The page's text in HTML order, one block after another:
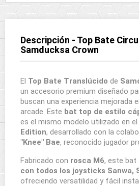
Descripción - Top Bate
Samducksa Crown
El Top Bate Translúcido de
un accesorio premium diseñado
buscan una experiencia mejorada
arcade. Este bat top de estilo
es el mismo modelo utilizado en el
Edition, desarrollado con la
"Knee" Bae, reconocido jugador
Fabricado con rosca M6, este bat
con todos los joysticks Sanwa,
ofreciendo versatilidad y fácil